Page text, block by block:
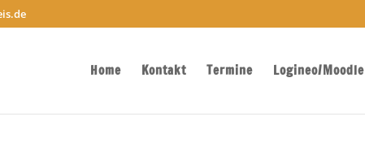
Home Kontakt Termine Logineo/Moodle